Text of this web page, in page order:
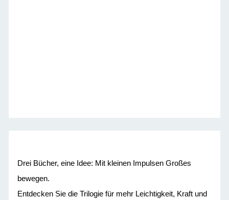
Drei Bücher, eine Idee: Mit kleinen Impulsen Großes
bewegen.
Entdecken Sie die Trilogie für mehr Leichtigkeit, Kraft und